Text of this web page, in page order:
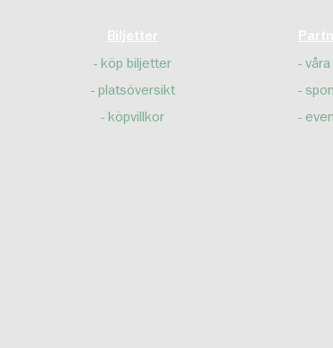
Biljetter
köp biljetter
platsöversikt
köpvillkor